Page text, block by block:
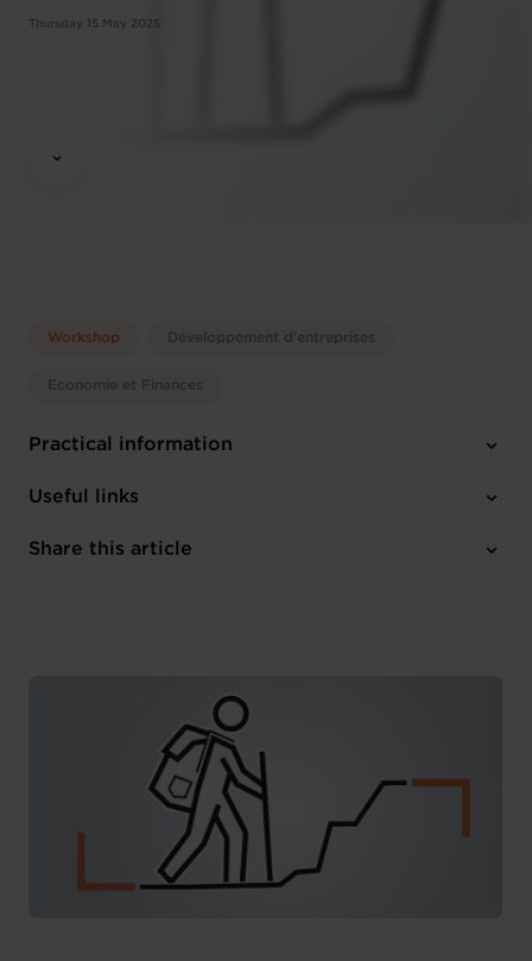
Thursday 15 May 2025
Workshop Développement d'entreprises
Economie et Finances
Practical information
Thursday 15 May 2025
House of Entrepreneurship
Useful links
Register here
Share this article